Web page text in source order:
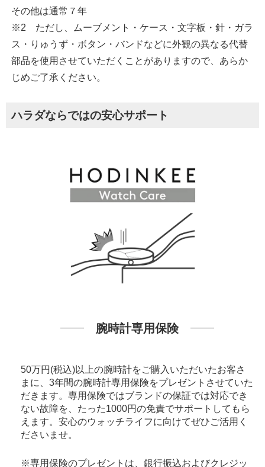
その他は通常７年
※2 ただし、ムーブメント・ケース・文字板・針・ガラ
ス・りゅうず・ボタン・バンドなどに外観の異なる代替
部品を使用させていただくことがありますので、あらか
じめご了承ください。
ハラダならではの安心サポート
腕時計専用保険
50万円(税込)以上の腕時計をご購入いただいたお客さ
まに、3年間の腕時計専用保険をプレゼントさせていた
だきます。専用保険ではブランドの保証では対応でき
ない故障を、たった1000円の免責でサポートしてもら
えます。安心のウォッチライフに向けてぜひご活用く
ださいませ。
※専用保険のプレゼントは、銀行振込およびクレジッ